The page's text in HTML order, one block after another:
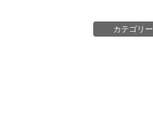
カテゴリー